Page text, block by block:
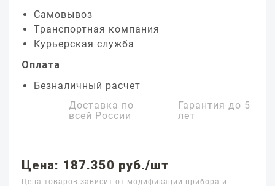
Самовывоз
Транспортная компания
Курьерская служба
Оплата
Безналичный расчет
Доставка по
всей России
Гарантия до 5
лет
Цена: 187.350 руб./шт
Цена товаров зависит от модификации прибора и